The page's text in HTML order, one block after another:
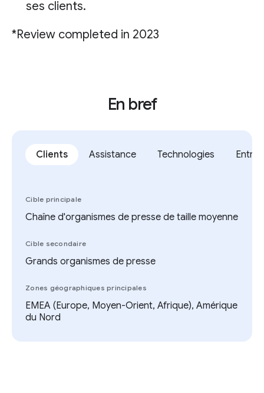
ses clients.
*Review completed in 2023
En bref
Clients Assistance Technologies
Cible principale
Chaîne d'organismes de presse de taille moyenne
Cible secondaire
Grands organismes de presse
Zones géographiques principales
EMEA (Europe, Moyen-Orient, Afrique), Amérique
du Nord